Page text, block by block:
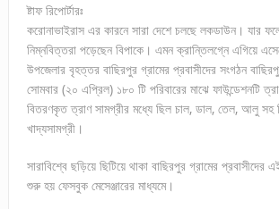
ষ্টাফ রিপোর্টারঃ
করোনাভাইরাস এর কারনে সারা দেশে চলছে লকডাউন। যার
নিম্নবিত্তরা পড়েছেন বিপাকে। এমন ক্রান্তিলগ্নে এগিয়ে
উপজেলার বৃহত্তর বাছিরপুর গ্রামের প্রবাসীদের সংগঠন
সোমবার (২০ এপ্রিল) ১৮০ টি পরিবারের মাঝে ফাউন্ডেশনটি
বিতরণকৃত ত্রাণ সামগ্রীর মধ্যে ছিল চাল, ডাল, তেল, আলু সহ
খাদ্যসামগ্রী।
সারাবিশ্বে ছড়িয়ে ছিটিয়ে থাকা বাছিরপুর গ্রামের প্রবাসীদের
শুরু হয় ফেসবুক মেসেঞ্জারের মাধ্যমে।